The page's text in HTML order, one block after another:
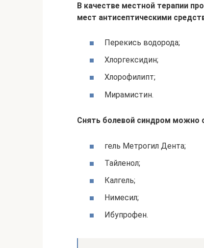
В качестве местной терапии
мест антисептическими
Перекись водорода;
Хлоргексидин;
Хлорофилипт;
Мирамистин.
Снять болевой синдром можно
гель Метрогил Дента;
Тайленол;
Калгель;
Нимесил;
Ибупрофен.